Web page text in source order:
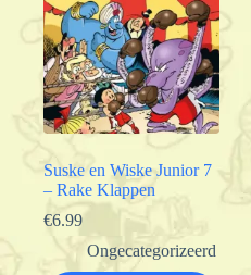
Suske en Wiske Junior 7
– Rake Klappen
€6.99
Ongecategorizeerd